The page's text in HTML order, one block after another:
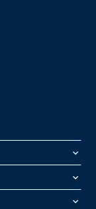
keyboard_arrow_down
keyboard_arrow_down
keyboard_arrow_down